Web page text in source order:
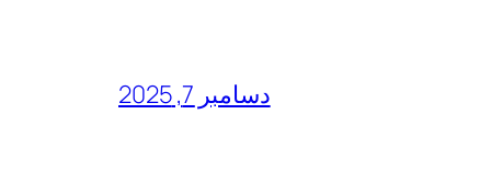
دسامبر 7, 2025